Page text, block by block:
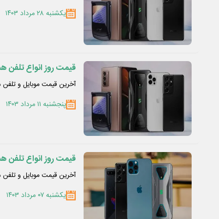
یکشنبه ۲۸ مرداد ۱۴۰۳
قیمت روز انواع تلفن همراه در ۱۱
آخرین قیمت موبایل و تلفن همراه در
پنجشنبه ۱۱ مرداد ۱۴۰۳
قیمت روز انواع تلفن همراه در ۷
آخرین قیمت موبایل و تلفن همراه در
یکشنبه ۰۷ مرداد ۱۴۰۳